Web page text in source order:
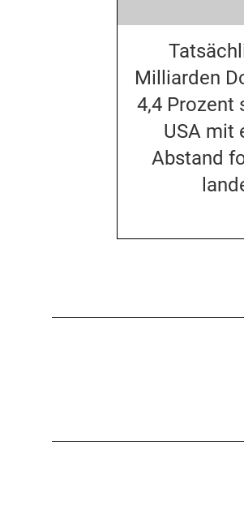
Milliarden
4,4 Prozent
USA mit
Abstand